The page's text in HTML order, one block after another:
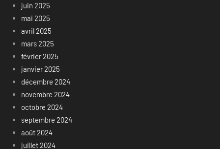
juin 2025
mai 2025
avril 2025
mars 2025
février 2025
janvier 2025
décembre 2024
novembre 2024
octobre 2024
septembre 2024
août 2024
juillet 2024